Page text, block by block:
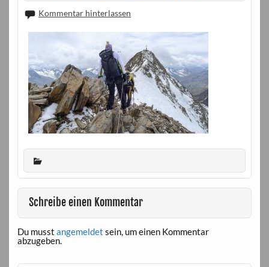
Kommentar hinterlassen
Schreibe einen Kommentar
Du musst angemeldet sein, um einen Kommentar
abzugeben.